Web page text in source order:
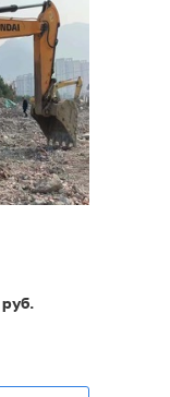
руб.